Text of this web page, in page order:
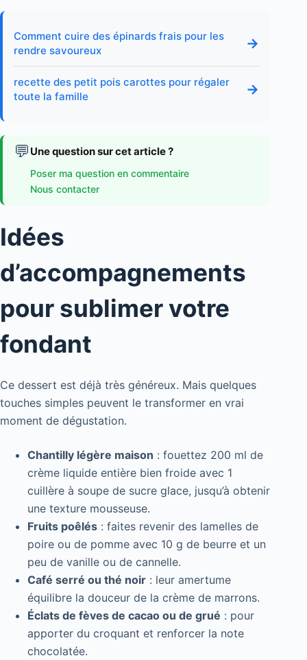
Comment cuire des épinards frais pour les
rendre savoureux
→
recette des petit pois carottes pour régaler
toute la famille
→
💬 Une question sur cet article ?
Poser ma question en commentaire
Nous contacter
Idées
d’accompagnements
pour sublimer votre
fondant
Ce dessert est déjà très généreux. Mais quelques
touches simples peuvent le transformer en vrai
moment de dégustation.
Chantilly légère maison : fouettez 200 ml de
crème liquide entière bien froide avec 1
cuillère à soupe de sucre glace, jusqu’à obtenir
une texture mousseuse.
Fruits poêlés : faites revenir des lamelles de
poire ou de pomme avec 10 g de beurre et un
peu de vanille ou de cannelle.
Café serré ou thé noir : leur amertume
équilibre la douceur de la crème de marrons.
Éclats de fèves de cacao ou de grué : pour
apporter du croquant et renforcer la note
chocolatée.